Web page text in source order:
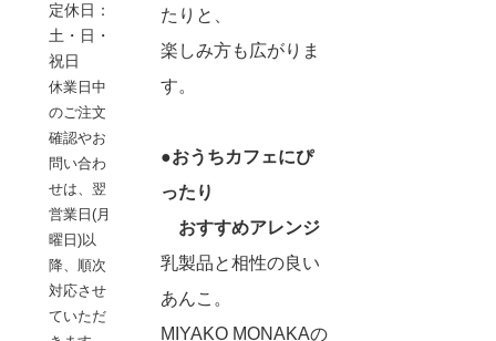
定休日：
土・日・
祝日
休業日中
のご注文
確認やお
問い合わ
せは、翌
営業日(月
曜日)以
降、順次
対応させ
ていただ
たりと、
楽しみ方も広がりま
す。
●おうちカフェにぴ
ったり
おすすめアレンジ
乳製品と相性の良い
あんこ。
MIYAKO MONAKAの